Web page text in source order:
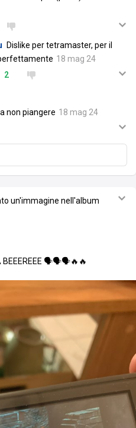
Dislike per tetramaster, per il
18 mag 24
2
non piangere 18 mag 24
un'immagine nell'album
BEEEREEE 🗣️🗣️🗣️🔥🔥